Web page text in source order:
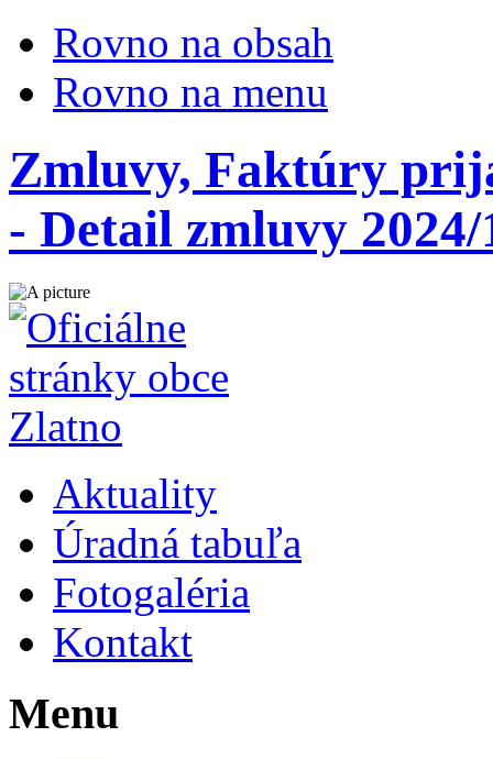
Rovno na obsah
Rovno na menu
Zmluvy, Faktúry
- Detail zmluvy 2024/
Aktuality
Úradná tabuľa
Fotogaléria
Kontakt
Menu